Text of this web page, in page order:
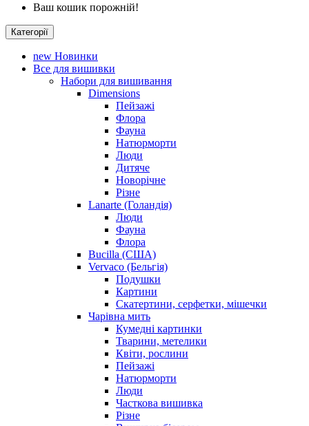
Ваш кошик порожній!
Категорії
new Новинки
Все для вишивки
Набори для вишивання
Dimensions
Пейзажі
Флора
Фауна
Натюрморти
Люди
Дитяче
Новорічне
Різне
Lanarte (Голандія)
Люди
Фауна
Флора
Bucilla (США)
Vervaco (Бельгія)
Подушки
Картини
Скатертини, серфетки, мішечки
Чарiвна мить
Кумедні картинки
Тварини, метелики
Квіти, рослини
Пейзажі
Натюрморти
Люди
Часткова вишивка
Різне